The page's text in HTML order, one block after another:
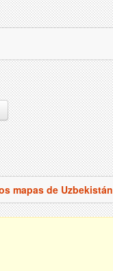
mapas de Uzbekistán